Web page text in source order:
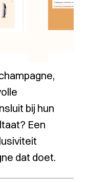
bij hun
Een
dat doet.